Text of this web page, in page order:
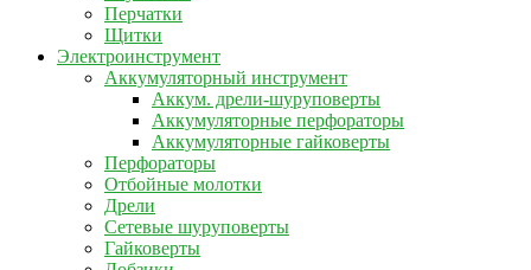
Перчатки
Щитки
Электроинструмент
Аккумуляторный инструмент
Аккум. дрели-шуруповерты
Аккумуляторные перфораторы
Аккумуляторные гайковерты
Перфораторы
Отбойные молотки
Дрели
Сетевые шуруповерты
Гайковерты